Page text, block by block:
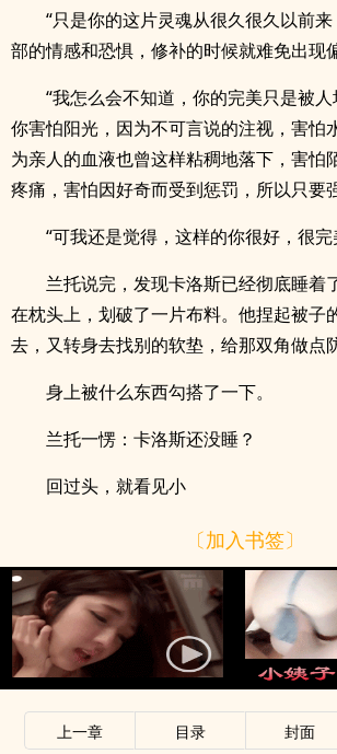
“只是你的这片灵魂从很久很久以前
部的情感和恐惧，修补的时候就难免出现
“我怎么会不知道，你的完美只是被人
你害怕阳光，因为不可言说的注视，害怕
为亲人的血液也曾这样粘稠地落下，害怕
疼痛，害怕因好奇而受到惩罚，所以只要
“可我还是觉得，这样的你很好，很完
兰托说完，发现卡洛斯已经彻底睡着
在枕头上，划破了一片布料。他捏起被子
去，又转身去找别的软垫，给那双角做点
身上被什么东西勾搭了一下。
兰托一愣：卡洛斯还没睡？
回过头，就看见小
〔加入书签〕
上一章 目录 封面